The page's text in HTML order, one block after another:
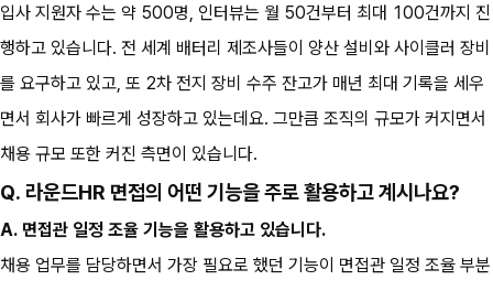
입사 지원자 수는 약 500명, 인터뷰는 월 50건부터 최대 100건까지 진
행하고 있습니다. 전 세계 배터리 제조사들이 양산 설비와 사이클러 장비
를 요구하고 있고, 또 2차 전지 장비 수주 잔고가 매년 최대 기록을 세우
면서 회사가 빠르게 성장하고 있는데요. 그만큼 조직의 규모가 커지면서
채용 규모 또한 커진 측면이 있습니다.
Q. 라운드HR 면접의 어떤 기능을 주로 활용하고 계시나요?
A. 면접관 일정 조율 기능을 활용하고 있습니다.
채용 업무를 담당하면서 가장 필요로 했던 기능이 면접관 일정 조율 부분